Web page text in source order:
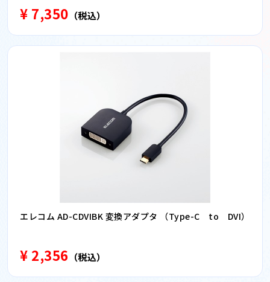
¥ 7,350 （税込）
エレコム AD-CDVIBK 変換アダプタ （Type-C to DVI）
¥ 2,356 （税込）